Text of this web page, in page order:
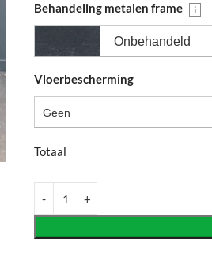
Behandeling metalen frame i
Onbehandeld
Vloerbescherming
Geen
Totaal